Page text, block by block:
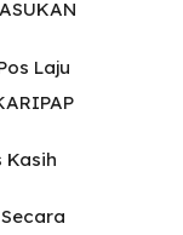
Laju
Kasih